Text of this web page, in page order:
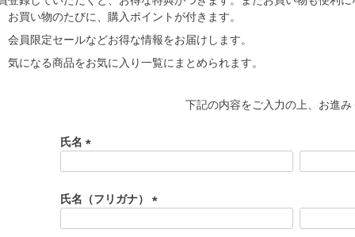
お買い物のたびに、購入ポイントが付きます。
会員限定セールなどお得な情報をお届けします。
気になる商品をお気に入り一覧にまとめられます。
下記の内容をご入力の上、お進み
氏名
須
)
氏名（フリガナ）